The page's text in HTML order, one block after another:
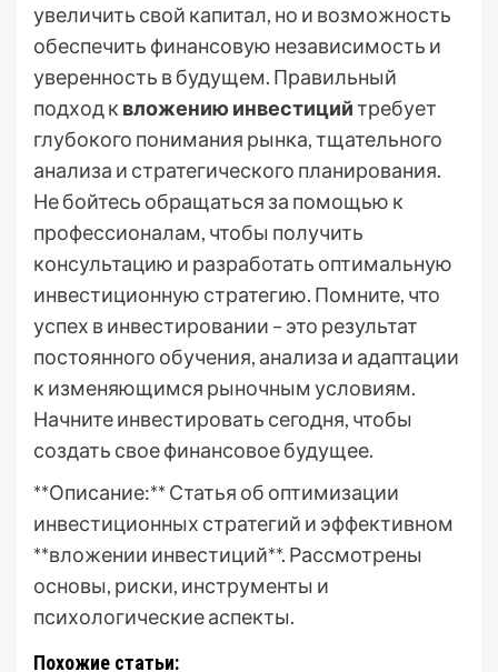
увеличить свой капитал, но и возможность
обеспечить финансовую независимость и
уверенность в будущем. Правильный
подход к вложению инвестицийтребует
глубокого понимания рынка, тщательного
анализа и стратегического планирования.
Не бойтесь обращаться за помощью к
профессионалам, чтобы получить
консультацию и разработать оптимальную
инвестиционную стратегию. Помните, что
успех в инвестировании – это результат
постоянного обучения, анализа и адаптации
к изменяющимся рыночным условиям.
Начните инвестировать сегодня, чтобы
создать свое финансовое будущее.
**Описание:** Статья об оптимизации
инвестиционных стратегий и эффективном
**вложении инвестиций**. Рассмотрены
основы, риски, инструменты и
психологические аспекты.
Похожие статьи: